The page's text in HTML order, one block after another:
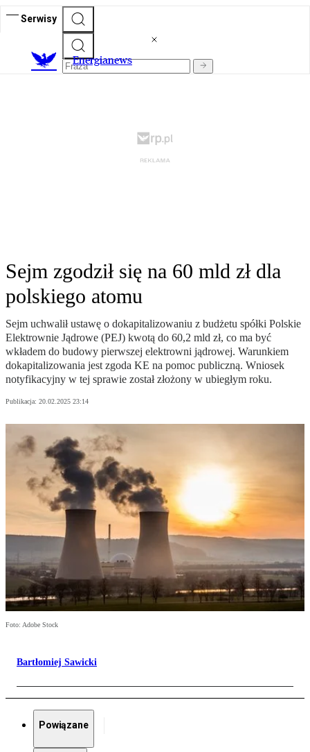
Serwisy
Energianews
Sejm zgodził się na 60 mld zł dla
polskiego atomu
Sejm uchwalił ustawę o dokapitalizowaniu z budżetu spółki Polskie
Elektrownie Jądrowe (PEJ) kwotą do 60,2 mld zł, co ma być
wkładem do budowy pierwszej elektrowni jądrowej. Warunkiem
dokapitalizowania jest zgoda KE na pomoc publiczną. Wniosek
notyfikacyjny w tej sprawie został złożony w ubiegłym roku.
Publikacja: 20.02.2025 23:14
Foto: Adobe Stock
Bartłomiej Sawicki
Powiązane